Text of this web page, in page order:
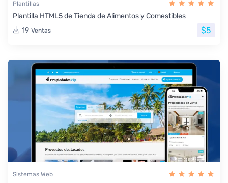
Plantillas
Plantilla HTML5 de Tienda de Alimentos y Comestibles
19 Ventas $5
Sistemas Web